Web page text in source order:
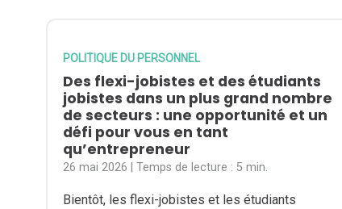
POLITIQUE DU PERSONNEL
Des flexi-jobistes et des étudiants
jobistes dans un plus grand nombre
de secteurs : une opportunité et un
défi pour vous en tant
qu’entrepreneur
26 mai 2026 | Temps de lecture :5 min.
Bientôt, les flexi-jobistes et les étudiants